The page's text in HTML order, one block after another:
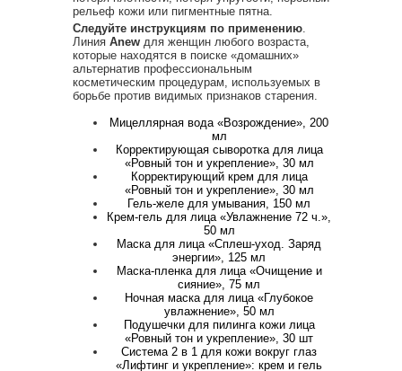
рельеф кожи или пигментные пятна.
Следуйте инструкциям по применению.
Линия Anew для женщин любого возраста,
которые находятся в поиске «домашних»
альтернатив профессиональным
косметическим процедурам, используемых в
борьбе против видимых признаков старения.
Мицеллярная вода «Возрождение», 200
мл
Корректирующая сыворотка для лица
«Ровный тон и укрепление», 30 мл
Корректирующий крем для лица
«Ровный тон и укрепление», 30 мл
Гель-желе для умывания, 150 мл
Крем-гель для лица «Увлажнение 72 ч.»,
50 мл
Маска для лица «Сплеш-уход. Заряд
энергии», 125 мл
Маска-пленка для лица «Очищение и
сияние», 75 мл
Ночная маска для лица «Глубокое
увлажнение», 50 мл
Подушечки для пилинга кожи лица
«Ровный тон и укрепление», 30 шт
Система 2 в 1 для кожи вокруг глаз
«Лифтинг и укрепление»: крем и гель